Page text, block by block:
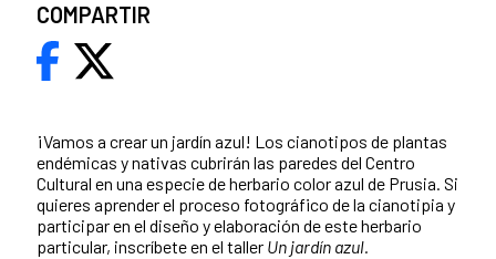
¡Vamos a crear un jardín azul! Los cianotipos de plantas
endémicas y nativas cubrirán las paredes del Centro
Cultural en una especie de herbario color azul de Prusia. Si
quieres aprender el proceso fotográfico de la cianotipia y
participar en el diseño y elaboración de este herbario
particular, inscríbete en el taller Un jardín azul.
COMPARTIR